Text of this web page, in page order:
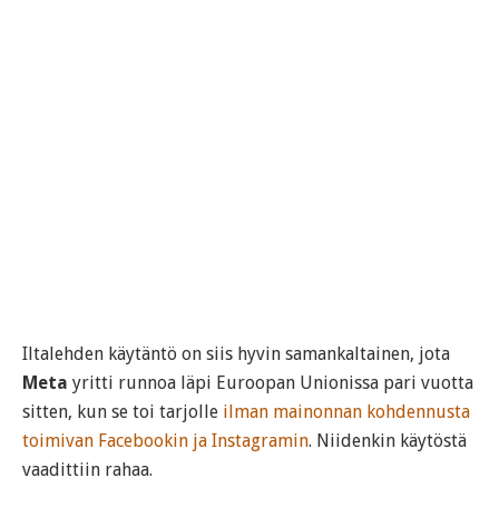
Iltalehden käytäntö on siis hyvin samankaltainen, jota
Meta yritti runnoa läpi Euroopan Unionissa pari vuotta
sitten, kun se toi tarjolle ilman mainonnan kohdennusta
toimivan Facebookin ja Instagramin. Niidenkin käytöstä
vaadittiin rahaa.